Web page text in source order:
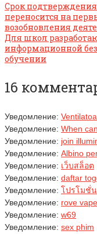
Срок
переносится на
возобновления
Для школ
информационной
обучении
16
Уведомление:
Уведомление: When
Уведомление: join
Уведомление: Albino
Уведомление: เว็บสล็อต
Уведомление: daftar
Уведомление: โปรโมชั่
Уведомление: rove vape
Уведомление: w69
Уведомление: sex phim